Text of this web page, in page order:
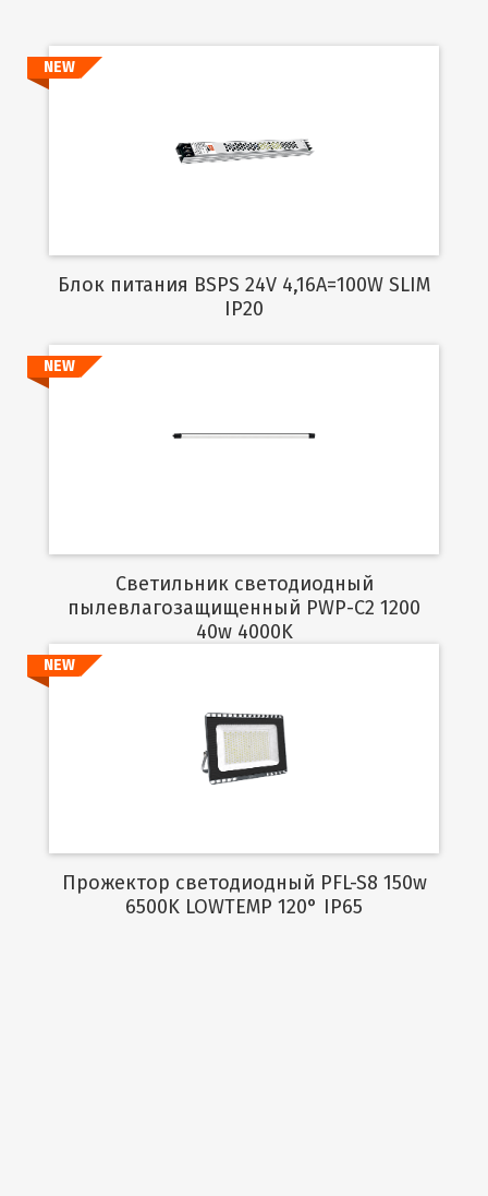
Подробнее
NEW
Блок питания BSPS 24V 4,16A=100W SLIM
IP20
NEW
Светильник светодиодный
пылевлагозащищенный PWP-C2 1200
40w 4000K
Подробнее
NEW
Прожектор светодиодный PFL-S8 150w
6500K LOWTEMP 120° IP65